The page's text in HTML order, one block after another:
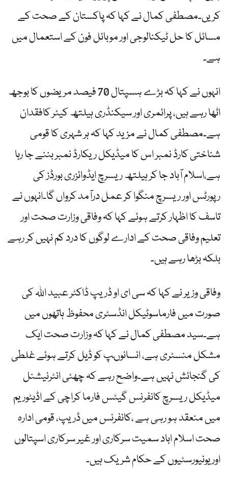
کریں۔مصطفی کمال نے کہا کہ پاکستان کے صحت کے
مسائل کا حل ٹیکنالوجی اور موبائل فون کے استعمال میں
ہے۔
انہوں نے کہا کہ بڑے ہسپتال 70 فیصد مریضوں کا بوجھ
اٹھا رہے ہیں، پرائمری اور سیکنڈری ہیلتھ کیئر کافقدان
ہے۔مصطفی کمال نے مزید کہا کہ ہر شہری کا قومی
شناختی کارڈ نمبر اس کا میڈیکل ریکارڈ نمبر بننے جا رہا
ہے،اسلام آباد جا کر ہیلتھ ریسرچ ایڈوائزری بورڈز کی
رپورٹس اور ریسرچ منگوا کر عمل درآمد کرواں گا۔انہوں نے
تاسف کا اظہار کرتے ہوئے کہا کہ وفاقی وزارت صحت اور
تعلیم وفاقی صحت کے ادارے لوگوں کا درد کم نہیں کر رہے
بلکہ بڑھا رہے ہیں۔
وفاقی وزیر نے کہا کہ سی ای او ڈریپ ڈاکٹر عبید اللہ کی
صورت میں فارماسوٹیکل انڈسٹری محفوظ ہاتھوں میں
ہے۔سید مصطفی کمال نے کہا کہ وزارت صحت ایک
مشکل منسٹری ہے، انسانوںپ کو ڈیل کرتے ہوئے غلطی
کی گنجائش نہیں ہے۔واضح رہے کہ چھٹی انٹرنیشنل
میڈیکل ریسرچ کانفرنس گیٹس فارما کراچی کے اڈیٹوریم
میں منعقد ہو رہی ہے ،کانفرنس میں ڈریپ، قومی ادارہ
صحت اسلام اباد سمیت سرکاری اور غیر سرکاری اسپتالوں
اور یونیورسٹیوں کے حکام شریک ہیں۔